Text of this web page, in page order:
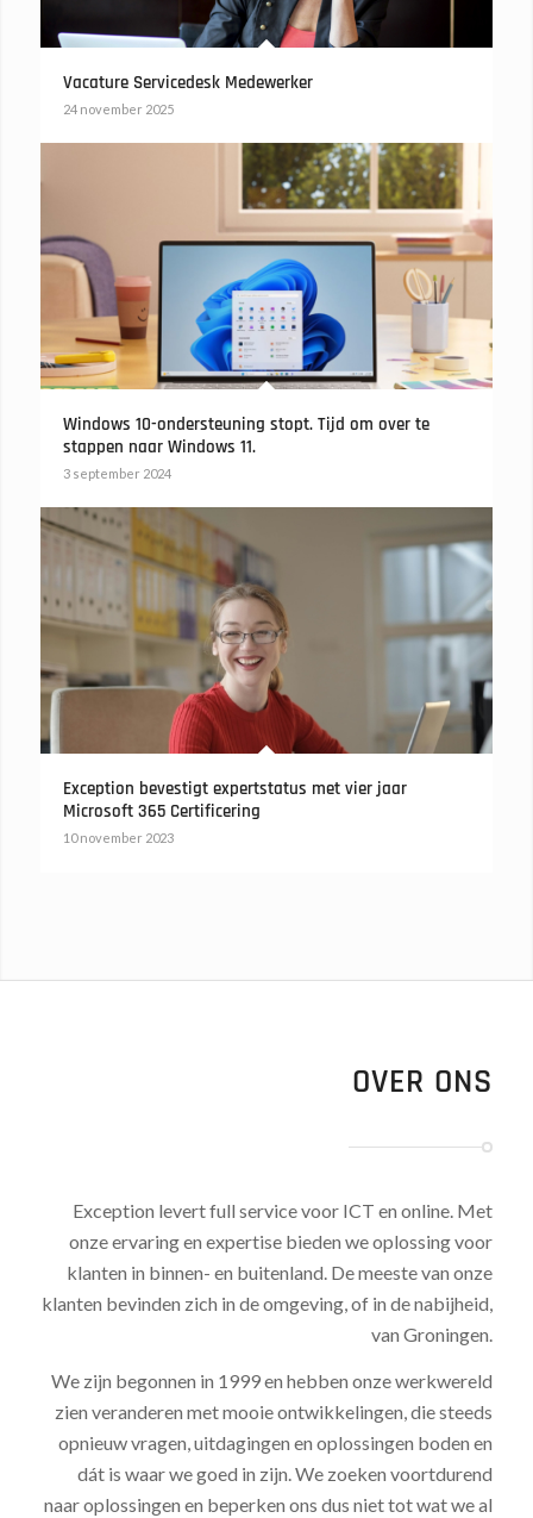
Vacature Servicedesk Medewerker
24 november 2025
Windows 10-ondersteuning stopt. Tijd om over te
stappen naar Windows 11.
3 september 2024
Exception bevestigt expertstatus met vier jaar
Microsoft 365 Certificering
10 november 2023
OVER ONS
Exception levert full service voor ICT en online. Met
onze ervaring en expertise bieden we oplossing voor
klanten in binnen- en buitenland. De meeste van onze
klanten bevinden zich in de omgeving, of in de nabijheid,
van Groningen.
We zijn begonnen in 1999 en hebben onze werkwereld
zien veranderen met mooie ontwikkelingen, die steeds
opnieuw vragen, uitdagingen en oplossingen boden en
dát is waar we goed in zijn. We zoeken voortdurend
naar oplossingen en beperken ons dus niet tot wat we al